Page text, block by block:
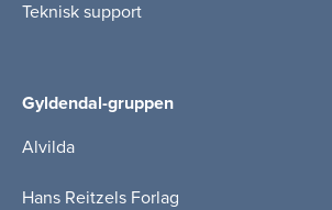
Teknisk support
Gyldendal-gruppen
Alvilda
Hans Reitzels Forlag